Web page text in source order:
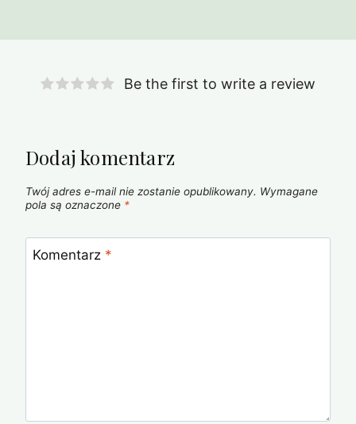
Be the first to write a review
Dodaj komentarz
Twój adres e-mail nie zostanie opublikowany. Wymagane
pola są oznaczone *
Komentarz *